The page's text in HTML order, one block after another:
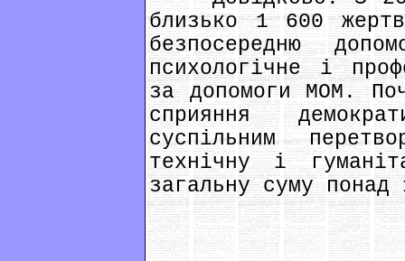
близько 1 600
безпосередню
психологічне і
за допомоги МОМ.
сприяння
суспільним
технічну і
загальну суму